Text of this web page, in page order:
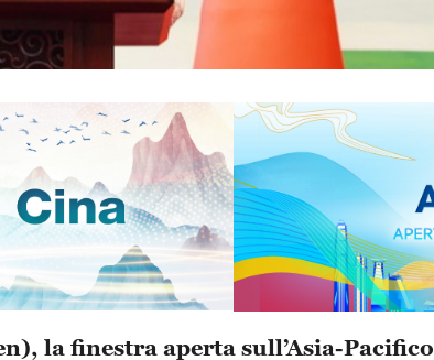
la finestra aperta sull’Asia-Pacifico